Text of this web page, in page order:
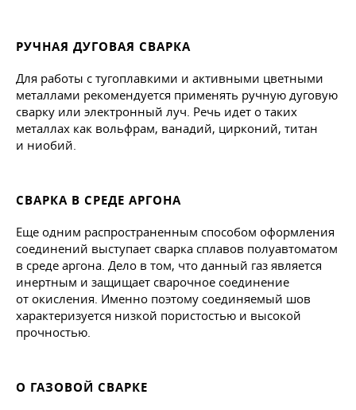
РУЧНАЯ ДУГОВАЯ СВАРКА
Для работы с тугоплавкими и активными цветными
металлами рекомендуется применять ручную дуговую
сварку или электронный луч. Речь идет о таких
металлах как вольфрам, ванадий, цирконий, титан
и ниобий.
СВАРКА В СРЕДЕ АРГОНА
Еще одним распространенным способом оформления
соединений выступает сварка сплавов полуавтоматом
в среде аргона. Дело в том, что данный газ является
инертным и защищает сварочное соединение
от окисления. Именно поэтому соединяемый шов
характеризуется низкой пористостью и высокой
прочностью.
О ГАЗОВОЙ СВАРКЕ